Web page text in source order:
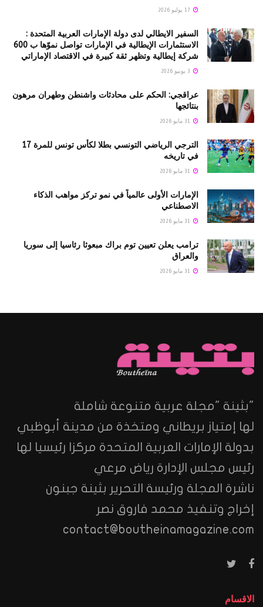
السفير الايطالي لدى دولة الإمارات العربية المتحدة :
الاستثمارات الإيطالية في الإمارات تواصل نموّها ب 600
شركة إيطالية وتظهر ثقة كبيرة في الاقتصاد الإماراتي
عراقجي: الحكم على محادثات واشنطن وطهران مرهون
بنتائجها
الترجي الرياضي التونسي بطلا لكأس تونس للمرة 17
في تاريخه
الإمارات الأولى عالمياً في نمو تركز مواهب الذكاء
الاصطناعي
ترامب يعلن تعيين توم براك مبعوثا رئاسيا إلى سوريا
والعراق
"بثينة "مجلة عربية متنوعة شاملة
لها إمتياز بريطاني ومتخذة من مدينة أبوظبي
بدولة الإمارات العربية المتحدة مركزا رئيسيا لها
رئيس مجلس الإدارة رياض مرعي
ناشرة المجلة ورئيسة التحرير بثينة جبنون
إخراج وتنفيذ محمد فاروق نصر
contact@boutheinamagazine.com
الاقسام